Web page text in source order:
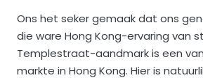
Ons het seker gemaak dat ons
die ware Hong Kong-ervaring van
Templestraat-aandmark is een
markte in Hong Kong. Hier is